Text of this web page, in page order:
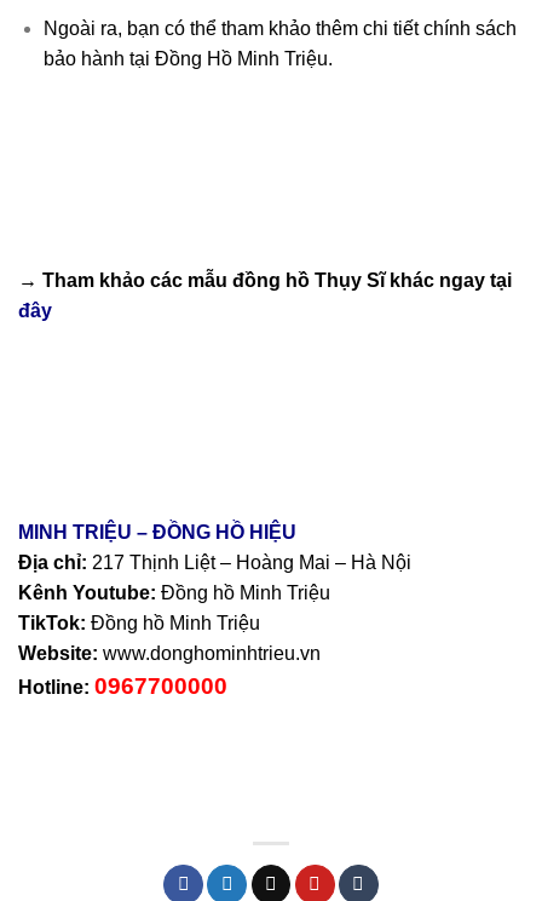
Ngoài ra, bạn có thể tham khảo thêm chi tiết chính sách
bảo hành tại Đồng Hồ Minh Triệu.
→ Tham khảo các mẫu đồng hồ Thụy Sĩkhác ngay tại
đây
MINH TRIỆU – ĐỒNG HỒ HIỆU
Địa chỉ: 217 Thịnh Liệt – Hoàng Mai – Hà Nội
Kênh Youtube: Đồng hồ Minh Triệu
TikTok: Đồng hồ Minh Triệu
Website: www.donghominhtrieu.vn
Hotline: 0967700000